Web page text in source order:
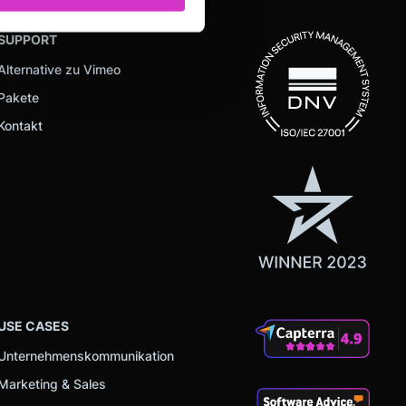
Präferenzen imAbschnitt
anbieten zu können
Verwendung unserer
Rahmen Ihrer Nutzung
zu Vimeo
CASES
& Sales